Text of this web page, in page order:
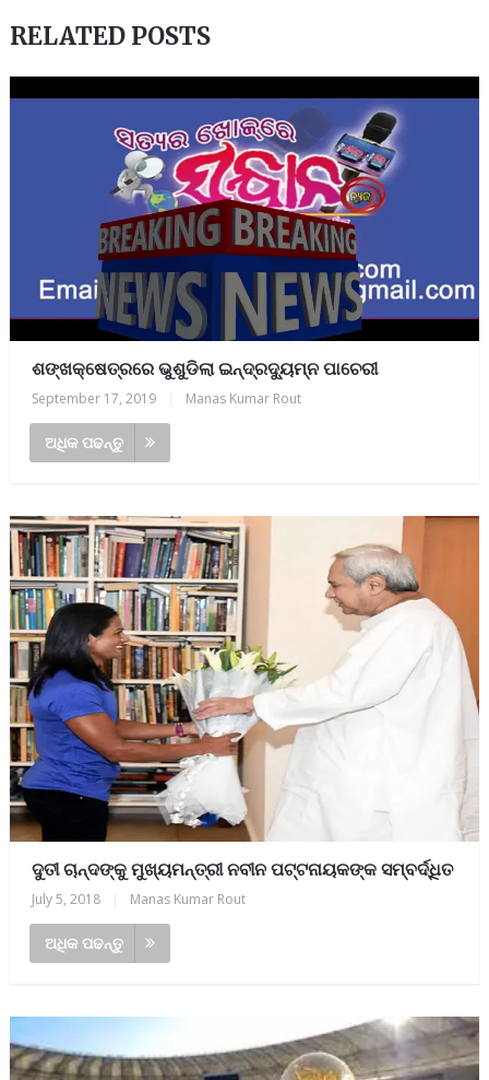
RELATED POSTS
ଶଙ୍ଖକ୍ଷେତ୍ରରେ ଭୁଶୁଡିଲା ଇନ୍ଦ୍ରଦ୍ୟୁମ୍ନ ପାଚେରୀ
September 17, 2019 Manas Kumar Rout
ଅଧିକ ପଢନ୍ତୁ
ଦୁତୀ ଚାନ୍ଦଙ୍କୁ ମୁଖ୍ୟମନ୍ତ୍ରୀ ନବୀନ ପଟ୍ଟନାୟକଙ୍କ ସମ୍ବର୍ଦ୍ଧିତ
July 5, 2018 Manas Kumar Rout
ଅଧିକ ପଢନ୍ତୁ